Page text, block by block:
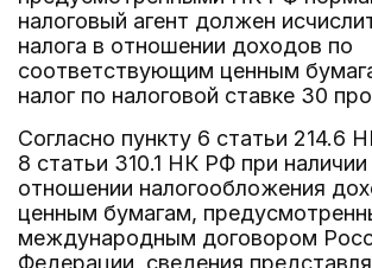
налоговый агент должен
налога в отношении доходов по
соответствующим ценным
налог по налоговой ставке 30
Согласно пункту 6 статьи 214.6
8 статьи 310.1 НК РФ при наличии
отношении налогообложения
ценным бумагам,
международным договором
Федерации, сведения